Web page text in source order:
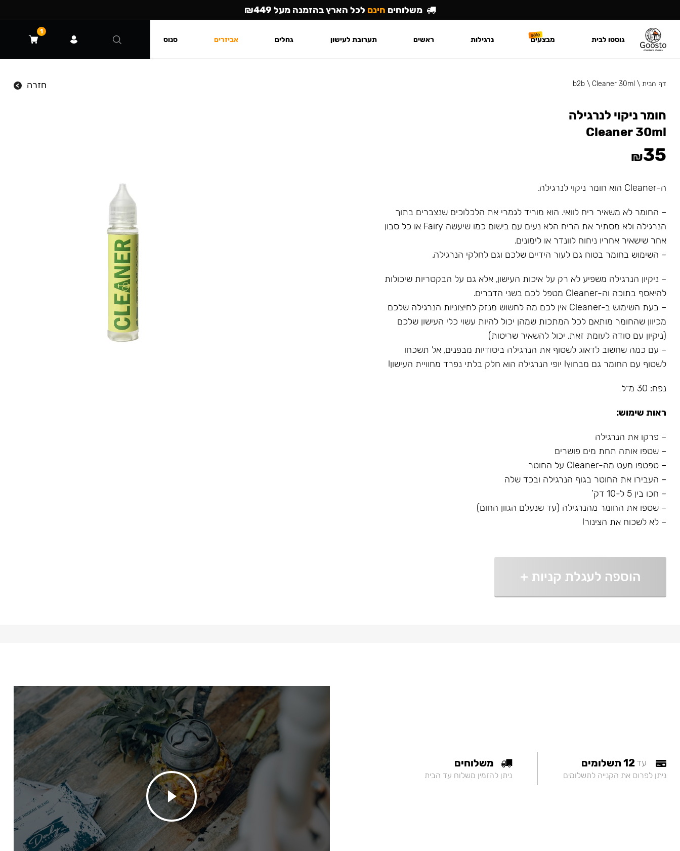
דף הבית\
b2b \Cleaner 30ml חזרה
חומר ניקוי לנרגילה
Cleaner 30ml
₪35
ה-Cleaner הוא חומר ניקוי לנרגילה.
– החומר לא משאיר ריח לוואי. הוא מוריד לגמרי את הלכלוכים שנצברים בתוך
הנרגילה ולא מסתיר את הריח הלא נעים עם בישום כמו שיעשה Fairy או כל סבון
אחר שישאיר אחריו ניחוח לוונדר או לימונים.
– השימוש בחומר בטוח גם לעור הידיים שלכם וגם לחלקי הנרגילה.
– ניקיון הנרגילה משפיע לא רק על איכות העישון, אלא גם על הבקטריות שיכולות
להיאסף בתוכה וה-Cleaner מטפל לכם בשני הדברים.
– בעת השימוש ב-Cleaner אין לכם מה לחשוש מנזק לחיצוניות הנרגילה שלכם
מכיוון שהחומר מותאם לכל המתכות שמהן יכול להיות עשוי כלי העישון שלכם
(ניקיון עם סודה לעומת זאת, יכול להשאיר שריטות)
– עם כמה שחשוב לדאוג לשטוף את הנרגילה ביסודיות מבפנים, אל תשכחו
לשטוף עם החומר גם מבחוץ! יופי הנרגילה הוא חלק בלתי נפרד מחוויית העישון!
נפח: 30 מ״ל
ראות שימוש:
– פרקו את הנרגילה
– שטפו אותה תחת מים פושרים
– טפטפו מעט מה-Cleaner על החוטר
– העבירו את החוטר בגוף הנרגילה ובכד שלה
– חכו בין 5 ל-10 דק’
– שטפו את החומר מהנרגילה (עד שנעלם הגוון החום)
– לא לשכוח את הצינור!
הוספה לעגלת קניות +
עד12 תשלומים
ניתן לפרוס את הקנייה לתשלומים
משלוחים
ניתן להזמין משלוח עד הבית
משלוחים חינם לכל הארץ בהזמנה מעל ₪449
גוסטו לבית מבצעים נרגילות ראשים תערובת לעישון גחלים אביזרים סנוס
1